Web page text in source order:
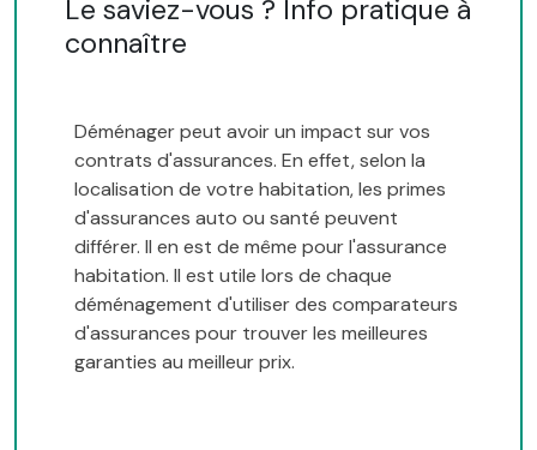
Le saviez-vous ? Info pratique à
connaître
Déménager peut avoir un impact sur vos
contrats d'assurances. En effet, selon la
localisation de votre habitation, les primes
d'assurances auto ou santé peuvent
différer. Il en est de même pour l'assurance
habitation. Il est utile lors de chaque
déménagement d'utiliser des comparateurs
d'assurances pour trouver les meilleures
garanties au meilleur prix.